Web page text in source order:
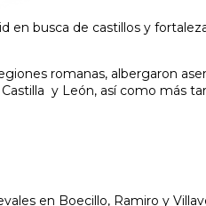
en busca de castillos y
romanas, albergaron
y León, así como más
en Boecillo, Ramiro y